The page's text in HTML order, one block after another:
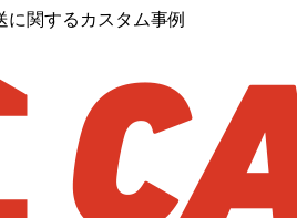
に関するカスタム事例